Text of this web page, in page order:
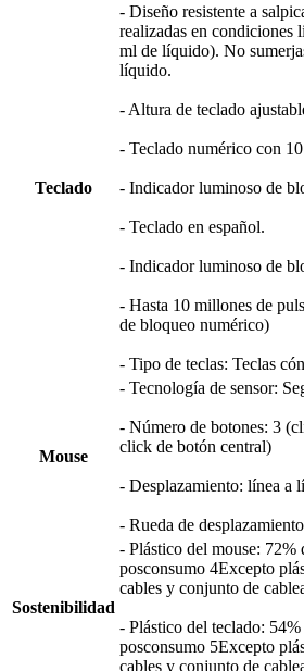
Teclado
- Diseño resistente a
realizadas en condiciones
ml de líquido). No
líquido.
- Altura de teclado
- Teclado numérico con
- Indicador luminoso de
- Teclado en español.
- Indicador luminoso de
- Hasta 10 millones de
de bloqueo numérico)
- Tipo de teclas: Teclas
Mouse
- Tecnología de sensor:
- Número de botones: 3
click de botón central)
- Desplazamiento: línea a
- Rueda de
Sostenibilidad
- Plástico del mouse: 72%
posconsumo 4Excepto
cables y conjunto de
- Plástico del teclado:
posconsumo 5Excepto
cables y conjunto de